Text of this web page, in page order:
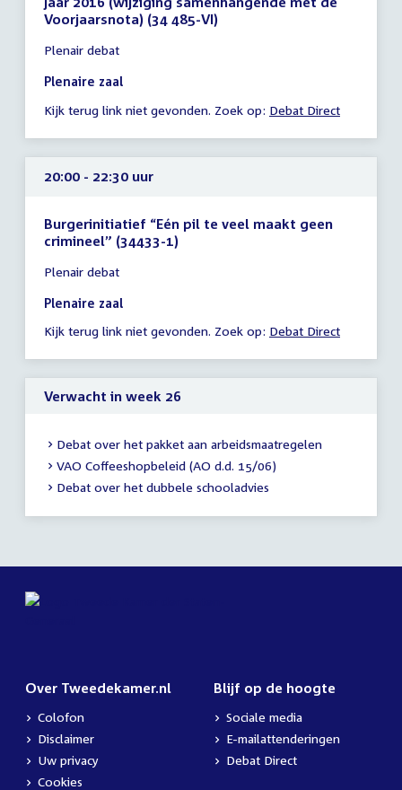
Voorjaarsnota) (34 485-VI)
vergadering
19:30
23:59
Plenair debat
Plenaire zaal
Kijk terug link niet gevonden. Zoek op: Debat Direct
20:00 - 22:30 uur
Burgerinitiatief “Eén pil te veel maakt geen
crimineel” (34433-1)
vergadering
20:00
22:30
Plenair debat
Plenaire zaal
Kijk terug link niet gevonden. Zoek op: Debat Direct
Verwacht in week 26
Debat over het pakket aan arbeidsmaatregelen
VAO Coffeeshopbeleid (AO d.d. 15/06)
Debat over het dubbele schooladvies
Over Tweedekamer.nl
Colofon
Disclaimer
Uw privacy
Cookies
Blijf op de hoogte
Sociale media
E-mailattenderingen
Debat Direct